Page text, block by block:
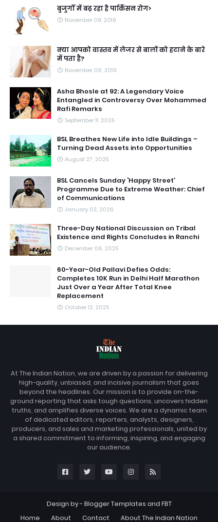
बुजुर्गों में बढ़ रहा है पार्किंसन रोग>
November 08, 2019
क्या आपको वास्तव में लेजर से बालों को हटाने के बारे
में पता है?
November 09, 2019
Asha Bhosle at 92: A Legendary Voice
Entangled in Controversy Over Mohammed
Rafi Remarks
September 11, 2025
BSL Breathes New Life into Idle Buildings –
Turning Dead Assets into Opportunities
August 27, 2025
BSL Cancels Sunday ‘Happy Street’
Programme Due to Extreme Weather: Chief
of Communications
January 03, 2026
Three-Day National Discussion on Tribal
Existence and Rights Concludes in Ranchi
December 06, 2025
60-Year-Old Pallavi Defies Odds:
Completes 10K Run in Delhi Half Marathon
Just Over a Year After Total Knee
Replacement
October 12, 2025
At The Indian Nation, we are driven by a passion for delivering
high-quality, unbiased, and incisive journalism that goes
beyond the headlines. Our mission is to provide on-the-
ground reporting that asks tough questions, uncovers hidden
truths, and amplifies diverse voices. We are a dynamic team
of dedicated editors, reporters, analysts, designers,
producers, and sales and marketing professionals, united by
a shared commitment to informing, inspiring, and engaging
our audience.
Design by - Blogger Templates and FBT
Home
About Contact About The Indian Nation